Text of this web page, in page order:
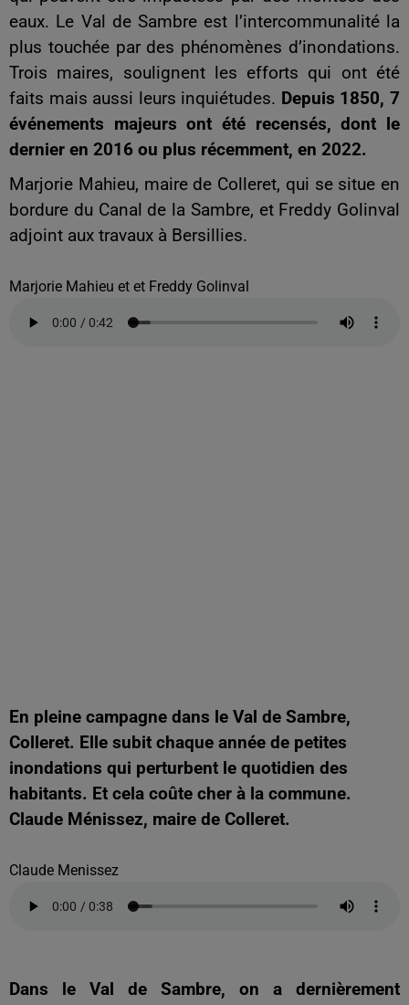
eaux. Le Val de Sambre est l’intercommunalité la
plus touchée par des phénomènes d’inondations.
Trois maires, soulignent les efforts qui ont été
faits mais aussi leurs inquiétudes. Depuis 1850, 7
événements majeurs ont été recensés, dont le
dernier en 2016 ou plus récemment, en 2022.
Marjorie Mahieu, maire de Colleret, qui se situe en
bordure du Canal de la Sambre, et Freddy Golinval
adjoint aux travaux à Bersillies.
Marjorie Mahieu et et Freddy Golinval
En pleine campagne dans le Val de Sambre,
Colleret. Elle subit chaque année de petites
inondations qui perturbent le quotidien des
habitants. Et cela coûte cher à la commune.
Claude Ménissez, maire de Colleret.
Claude Menissez
Dans le Val de Sambre, on a dernièrement